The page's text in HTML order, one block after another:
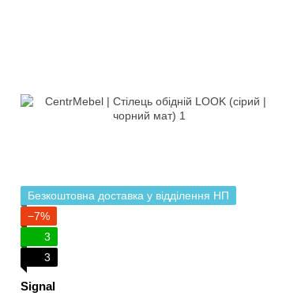
Безкоштовна доставка у відділення НП
−7%
3
3
Signal